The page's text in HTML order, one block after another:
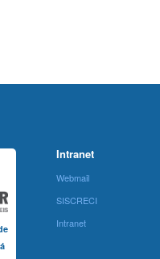
Intranet
Webmail
SISCRECI
Intranet